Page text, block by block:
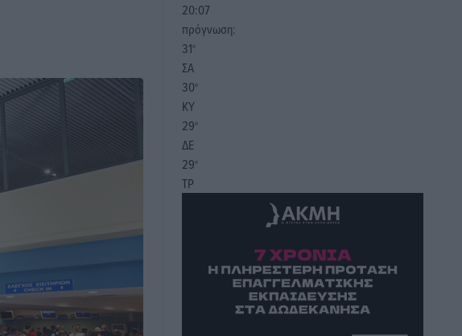
20:07
πρόγνωση:
31°
ΣΑ
30°
ΚΥ
29°
ΔΕ
29°
ΤΡ